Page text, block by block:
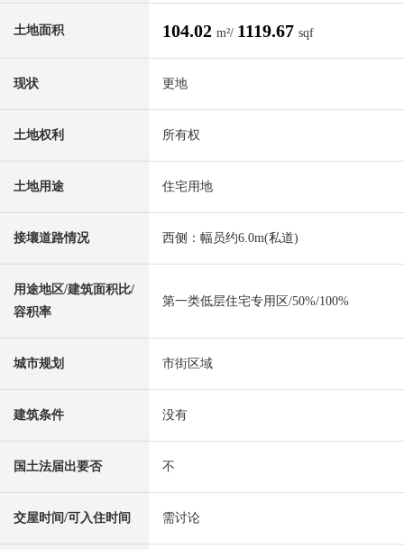
土地面积 104.02 m²/ 1119.67 sqf
现状 更地
土地权利 所有权
土地用途 住宅用地
接壤道路情况 西侧：幅员约6.0m(私道)
用途地区/建筑面积比/
容积率
第一类低层住宅专用区/50%/100%
城市规划 市街区域
建筑条件 没有
国土法届出要否 不
交屋时间/可入住时间 需讨论